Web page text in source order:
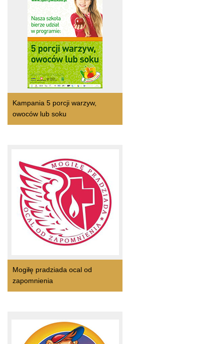
Kampania 5 porcji warzyw,
owoców lub soku
Mogiłę pradziada ocal od
zapomnienia